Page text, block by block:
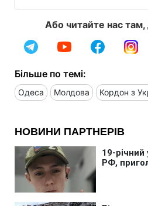
Або читайте нас
Більше по темі:
Одеса Молдова Кордон з